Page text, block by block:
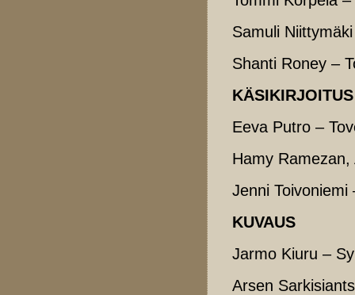
Samuli
Shanti Roney –
KÄSIKIRJOITUS
Eeva Putro –
Hamy
Jenni Toivoniemi
KUVAUS
Jarmo Kiuru –
Arsen